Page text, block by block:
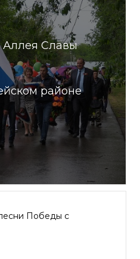
Славы
районе
Победы с